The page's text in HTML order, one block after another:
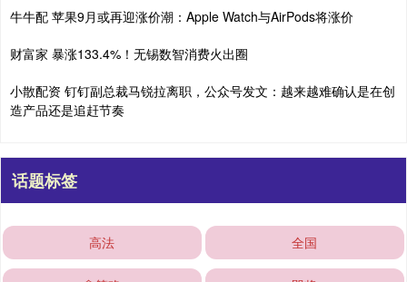
牛牛配 苹果9月或再迎涨价潮：Apple Watch与AirPods将涨价
财富家 暴涨133.4%！无锡数智消费火出圈
小散配资 钉钉副总裁马锐拉离职，公众号发文：越来越难确认是在创
造产品还是追赶节奏
话题标签
高法 全国